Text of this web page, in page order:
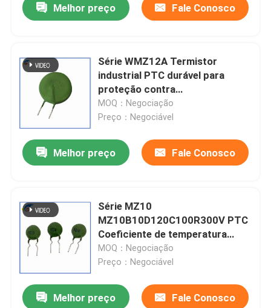
Termistor do PTC
Chip de aquecimento PTC
Termistor NTC
Termistor NTC de potência
Sensor de temperatura de NTC
Varistor de óxido metálico
Melhor preço Fale Conosco
Série WMZ12A Termistor
industrial PTC durável para
proteção contra
sobrecorrência.
MOQ：Negociação
Preço：Negociável
Melhor preço Fale Conosco
Série MZ10
MZ10B10D120C100R300V PTC
Coeficiente de temperatura
positiva Proteção contra
sobrecorrência do termistor
MOQ：Negociação
Preço：Negociável
Melhor preço Fale Conosco